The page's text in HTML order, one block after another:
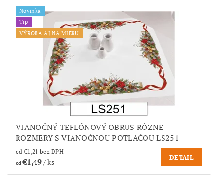
Novinka
Tip
VÝROBA AJ NA MIERU
VIANOČNÝ TEFLÓNOVÝ OBRUS RÔZNE
ROZMERY S VIANOČNOU POTLAČOU LS251
od €1,21 bez DPH
od€1,49/ ks
DETAIL